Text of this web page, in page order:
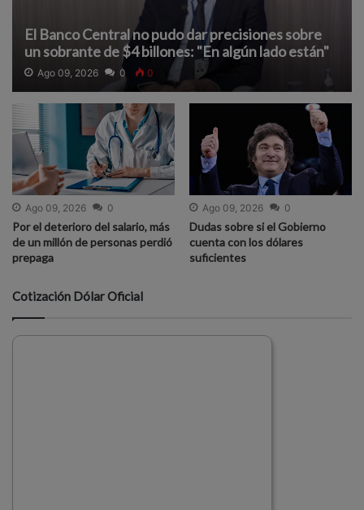
El Banco Central no pudo dar precisiones sobre
un sobrante de $4 billones: "En algún lado están"
Ago 09, 2026 0 0
Ago 09, 2026 0
Por el deterioro del salario, más
de un millón de personas perdió
prepaga
Ago 09, 2026 0
Dudas sobre si el Gobierno
cuenta con los dólares
suficientes
Cotización Dólar Oficial